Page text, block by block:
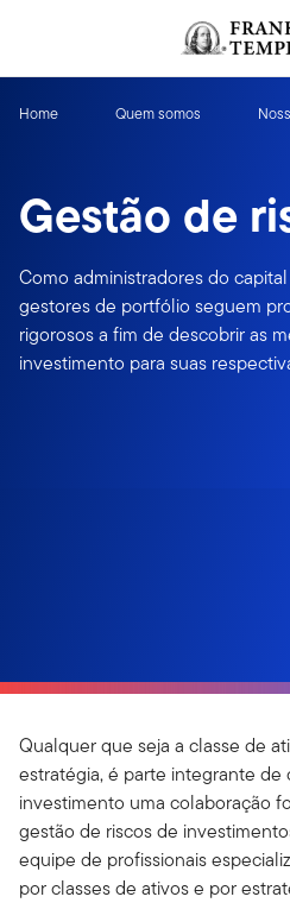
Home Quem somos
Gestão de
Como administradores do
gestores de portfólio seguem
rigorosos a fim de descobrir as
investimento para suas
Qualquer que seja a classe de
estratégia, é parte integrante de
investimento uma colaboração
gestão de riscos de
equipe de profissionais
por classes de ativos e por